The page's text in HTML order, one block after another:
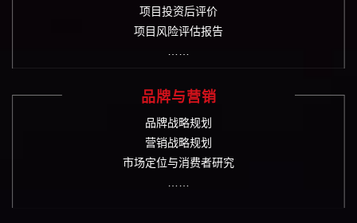
项目投资后评价
项目风险评估报告
品牌与营销
品牌战略规划
营销战略规划
市场定位与消费者研究